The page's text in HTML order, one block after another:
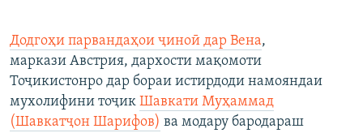
Додгоҳи парвандаҳои ҷиноӣ дар Вена,
маркази Австрия, дархости мақомоти
Тоҷикистонро дар бораи истирдоди намояндаи
мухолифини тоҷик Шавкати Муҳаммад
(Шавкатҷон Шарифов) ва модару бародараш